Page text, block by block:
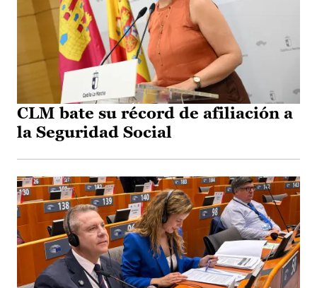
CLM bate su récord de afiliación a
la Seguridad Social